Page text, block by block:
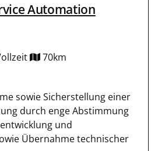
Automation
70km
sowie Sicherstellung einer
durch enge Abstimmung
und
Übernahme technischer